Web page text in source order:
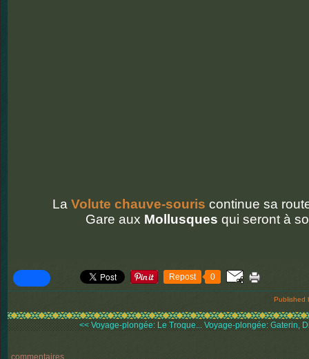
La Volute chauve-souris continue sa
Gare aux Mollusques qui seront à
Repost 0
Published
<< Voyage-plongée: Le Troque... Voyage-plongée: Gaterin,
commentaires